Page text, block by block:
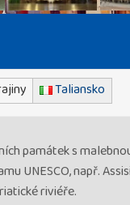
Taliansko
památek s
UNESCO, např.
riviéře.